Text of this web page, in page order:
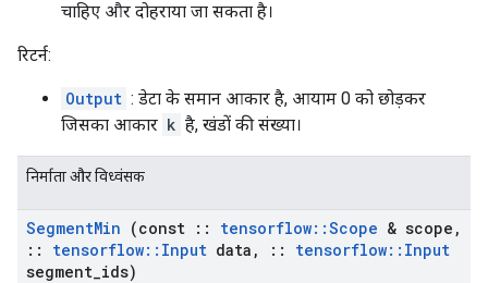
चाहिए और दोहराया जा सकता है।
रिटर्न:
Output : डेटा के समान आकार है, आयाम 0 को छोड़कर
जिसका आकार k है, खंडों की संख्या।
निर्माता और विध्वंसक
SegmentMin (const :: tensorflow::Scope & scope ,
::
tensorflow:: Input data , :: tensorflow:: Input
segment ids)